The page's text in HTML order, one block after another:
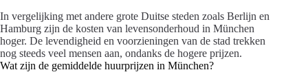
In vergelijking met andere grote Duitse steden zoals Berlijn en
Hamburg zijn de kosten van levensonderhoud in München
hoger. De levendigheid en voorzieningen van de stad trekken
nog steeds veel mensen aan, ondanks de hogere prijzen.
Wat zijn de gemiddelde huurprijzen in München?